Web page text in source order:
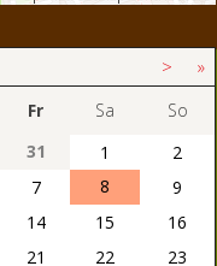
> »
Fr Sa
So
31 1
2
7 8
9
14 15
16
21 22
23